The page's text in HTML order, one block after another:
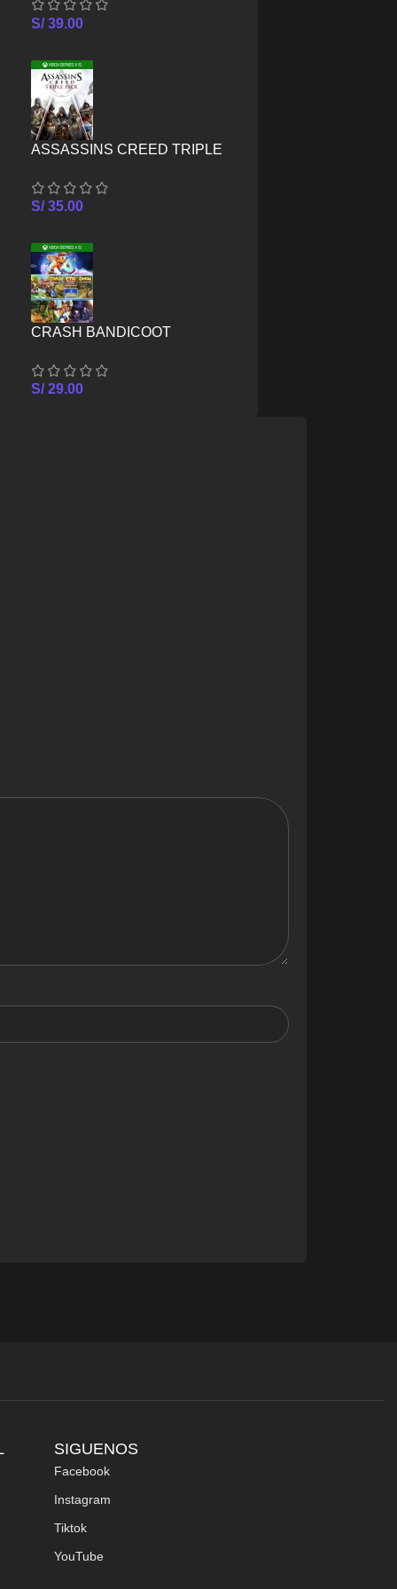
SERIES X/S
S/39.00
ASSASSINS CREED TRIPLE
S/35.00
CRASH BANDICOOT
XBOX SERIES X/S
S/29.00
SIGUENOS
Facebook
Instagram
Tiktok
YouTube